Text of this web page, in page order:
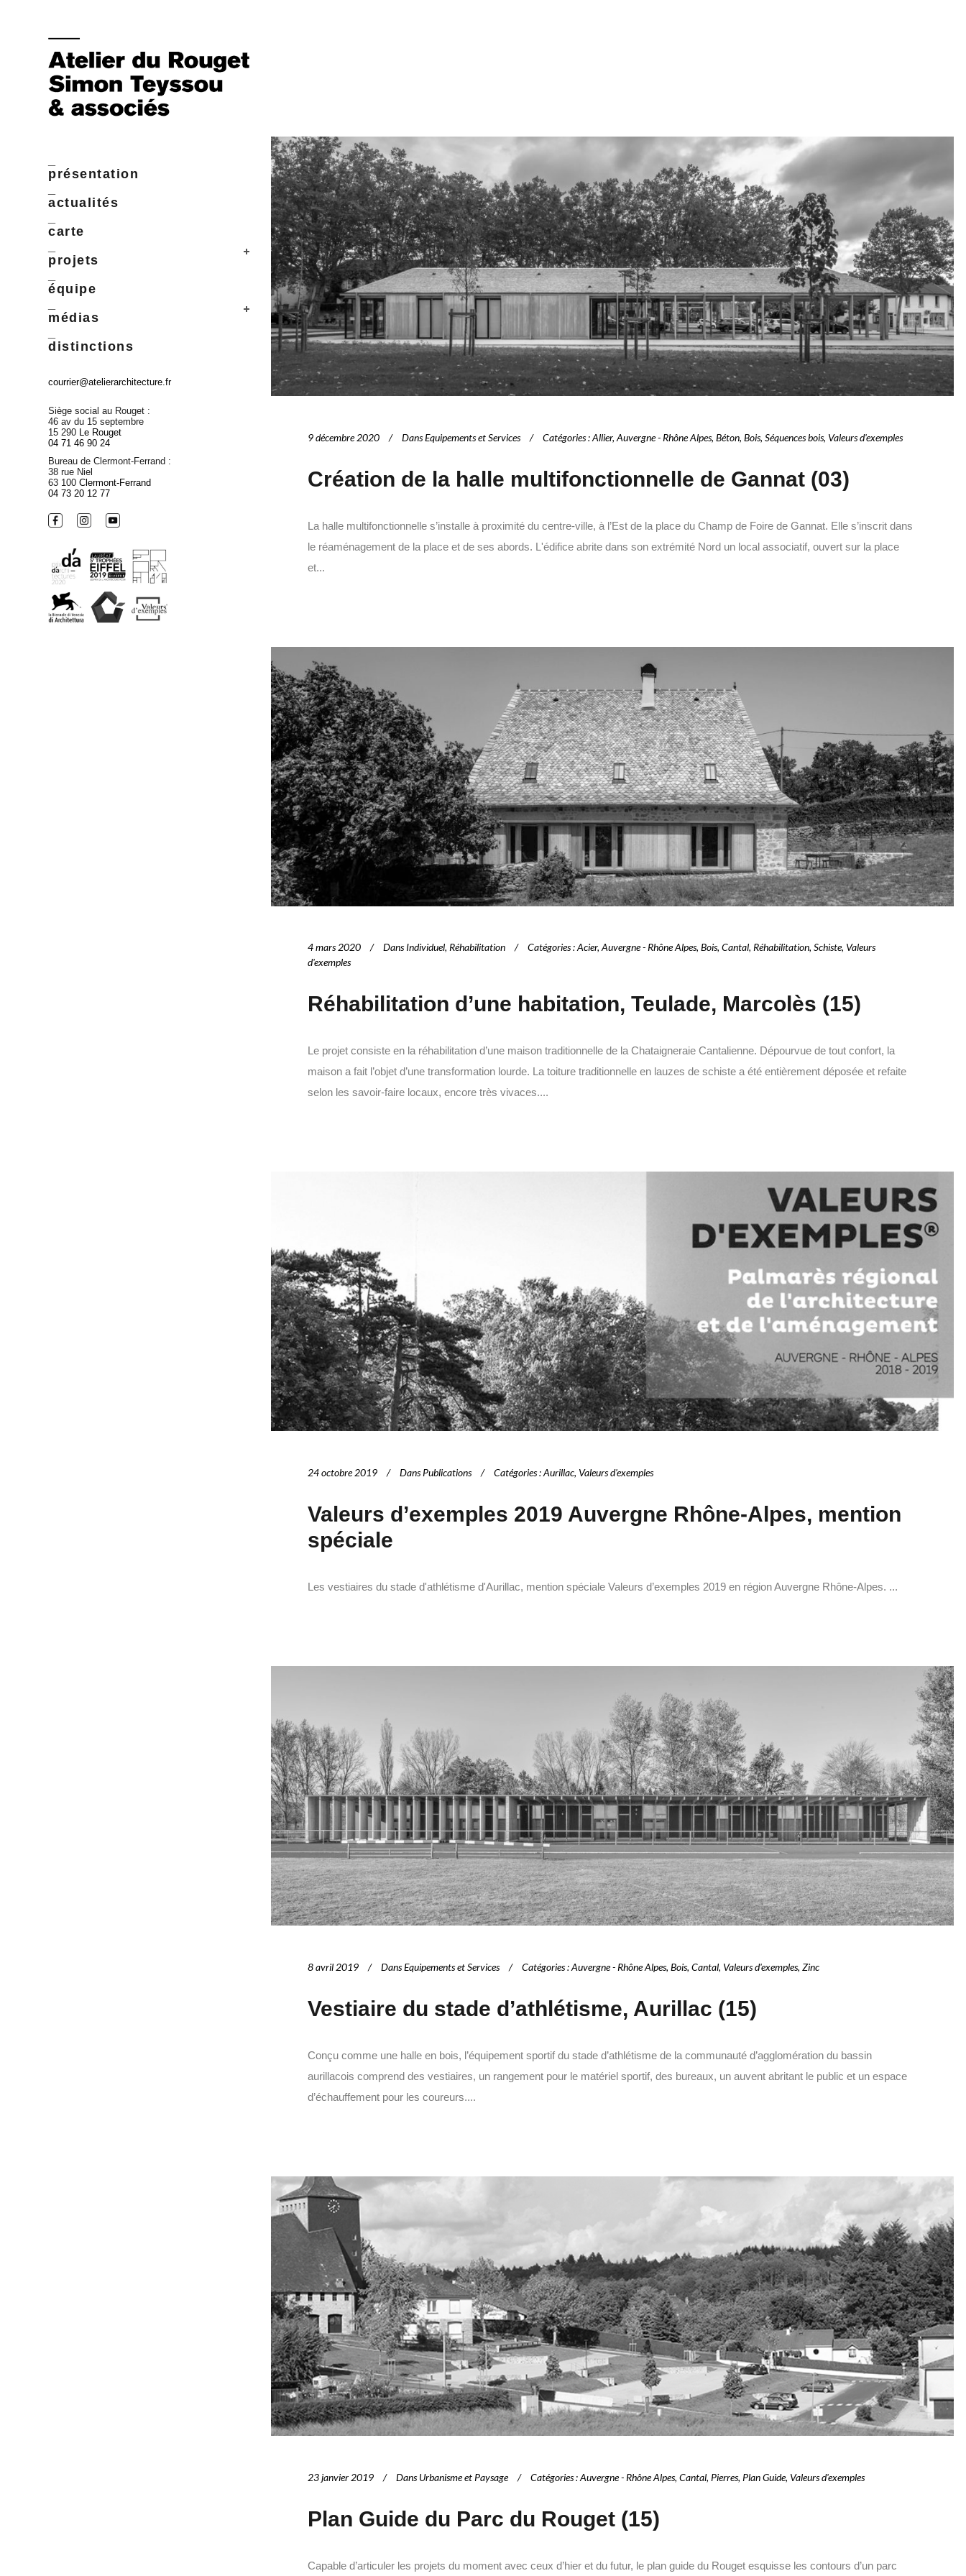
présentation
actualités
carte
projets
équipe
médias
distinctions
courrier@atelierarchitecture.fr
Siège social au Rouget :
46 av du 15 septembre
15 290 Le Rouget
04 71 46 90 24
Bureau de Clermont-Ferrand :
38 rue Niel
63 100Clermont-Ferrand
04 73 20 12 77
9 décembre 2020 DansEquipements et Services Catégories:Allier, Auvergne - Rhône Alpes, Béton, Bois, Séquences bois, Valeurs d'exemples
Création de la halle multifonctionnelle de Gannat (03)
La halle multifonctionnelle s’installe à proximité du centre-ville, à l’Est de la place du Champ de Foire de Gannat. Elle s’inscrit dans
le réaménagement de la place et de ses abords. L'édifice abrite dans son extrémité Nord un local associatif, ouvert sur la place
et...
4 mars 2020 Dans Individuel, Réhabilitation Catégories:Acier, Auvergne - Rhône Alpes, Bois, Cantal, Réhabilitation, Schiste, Valeurs
d'exemples
Réhabilitation d’une habitation, Teulade, Marcolès (15)
Le projet consiste en la réhabilitation d’une maison traditionnelle de la Chataigneraie Cantalienne. Dépourvue de tout confort, la
maison a fait l’objet d’une transformation lourde. La toiture traditionnelle en lauzes de schiste a été entièrement déposée et refaite
selon les savoir-faire locaux, encore très vivaces....
24 octobre 2019 Dans Publications Catégories:Aurillac, Valeurs d'exemples
Valeurs d’exemples 2019 Auvergne Rhône-Alpes, mention
spéciale
Les vestiaires du stade d'athlétisme d'Aurillac, mention spéciale Valeurs d’exemples 2019 en région Auvergne Rhône-Alpes. ...
8 avril 2019 DansEquipements et Services Catégories:Auvergne - Rhône Alpes, Bois, Cantal, Valeurs d'exemples, Zinc
Vestiaire du stade d’athlétisme, Aurillac (15)
Conçu comme une halle en bois, l’équipement sportif du stade d’athlétisme de la communauté d’agglomération du bassin
aurillacois comprend des vestiaires, un rangement pour le matériel sportif, des bureaux, un auvent abritant le public et un espace
d’échauffement pour les coureurs....
23 janvier 2019 Dans Urbanisme et Paysage Catégories:Auvergne - Rhône Alpes, Cantal, Pierres, Plan Guide, Valeurs d'exemples
Plan Guide du Parc du Rouget (15)
Capable d’articuler les projets du moment avec ceux d’hier et du futur, le plan guide du Rouget esquisse les contours d’un parc